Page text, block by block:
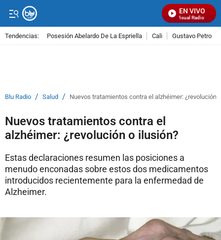
EN VIVO
Señal Visual Radio
Tendencias: Posesión Abelardo De La Espriella Cali Gustavo Petro
Blu Radio / Salud / Nuevos tratamientos contra el alzhéimer: ¿revolución
Nuevos tratamientos contra el
alzhéimer: ¿revolución o ilusión?
Estas declaraciones resumen las posiciones a
menudo enconadas sobre estos dos medicamentos
introducidos recientemente para la enfermedad de
Alzheimer.